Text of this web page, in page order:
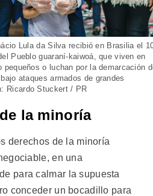
Lula da Silva recibió en Brasilia el
Pueblo guaraní-kaiwoá, que viven en
pequeños o luchan por la demarcación
ataques armados de grandes
Ricardo Stuckert / PR
la minoría
derechos de la minoría
en una
para calmar la supuesta
conceder un bocadillo para